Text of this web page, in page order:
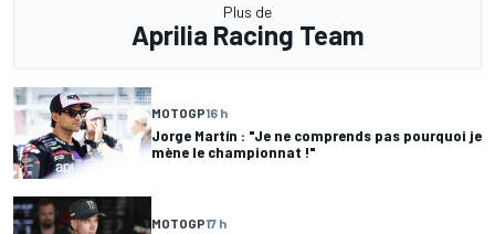
Plus de
Aprilia Racing Team
MOTOGP16 h
Jorge Martín : "Je ne comprends pas pourquoi je
mène le championnat !"
MOTOGP17 h